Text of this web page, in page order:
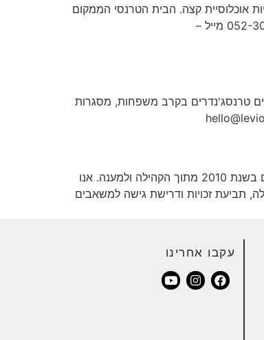
אוכלוסיית קצה. הבית הטרנסי הממקום
בדרום תל אביב הוקם על ידי עמותת טרנסיות ישראל ומשמש מרחב לנשים טרנסיות. פייסבוק פייסבוק אינסטגרם טלפון – 052-3005280 מייל –
טרנסג'נדרים בקרב משפחות, מסגרות
פרויקט גילה להעצמה טרנסית הוא הארגון הטרנסי הראשון והוותיק ביותר לקידום זכויות והעצמת הקהילה הטרנסית בישראל, שהוקם בשנת 2010 מתוך הקהילה ולמענה. אנו
תביעת זכויות ודרישת גישה למשאבים
עקבו אחרינו